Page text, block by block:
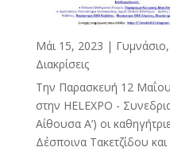
Μάι 15, 2023 |
Διακρίσεις
Την Παρασκευή 12
στην HELEXPO -
Αίθουσα Α’) οι
Δέσποινα Τακετζίδου